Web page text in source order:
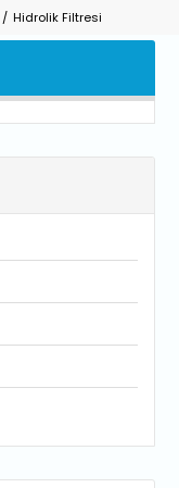
/ Hidrolik Filtresi